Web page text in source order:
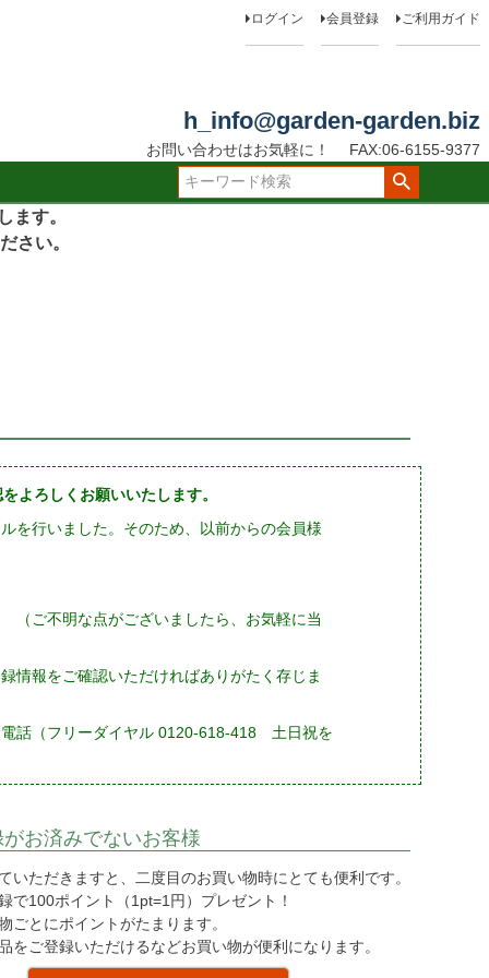
ログイン 会員登録 ご利用ガイド
h_info@garden-garden.biz
お問い合わせはお気軽に！ FAX:06-6155-9377
ます。
さい。
ろしくお願いいたします。
を行いました。そのため、以前からの会員様
（ご不明な点がございましたら、お気軽に当
情報をご確認いただければありがたく存じま
話（フリーダイヤル 0120-618-418 土日祝を
お済みでないお客様
いただきますと、二度目のお買い物時にとても便利です。
で100ポイント（1pt=1円）プレゼント！
ごとにポイントがたまります。
をご登録いただけるなどお買い物が便利になります。